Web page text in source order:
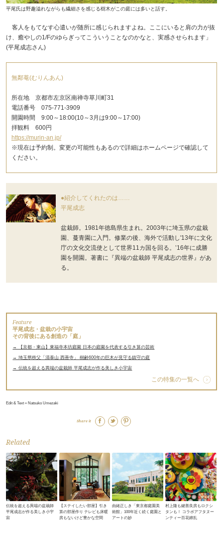
平尾氏は野趣溢れながらも繊細さを感じる樹木がこの庭には多いと話す。
客人をもてなす心遣いが随所に感じられますよね。ここにいると肩の力が抜
け、癒やしの1/Fのゆらぎってこういうことなのかなと、実感させられます」
(平尾成志さん)
無鄰菴(むりんあん)
所在地 京都市左京区南禅寺草川町31
電話番号 075-771-3909
開園時間 9:00～18:00(10～3月は9:00～17:00)
拝観料 600円
https://murin-an.jp/
※現在は予約制。変更の可能性もあるので詳細はホームページで確認して
ください。
●紹介してくれたのは……
平尾成志
盆栽師。1981年徳島県生まれ。2003年に埼玉県の盆栽
園、蔓青園に入門。修業の後、海外で活動し'13年に文化
庁の文化交流使として世界11カ国を回る。’16年に成勝
園を開園。著書に『異端の盆栽師 平尾成志の世界』があ
る。
Feature
平尾成志・盆栽の小宇宙
その背後にある創造の「庭」
→ 【京都・東山】東福寺本坊庭園 日本の庭園を代表する引き算の芸術
→ 埼玉県秩父「清泰山 西善寺」 樹齢600年の巨木が見守る鎮守の庭
→ 伝統を超える異端の盆栽師 平尾成志が作る美しき小宇宙
この特集の一覧へ
Edit & Text＝Natsuko Umezaki
Share it
Related
伝統を超える異端の盆栽師
平尾成志が作る美しき小宇
宙
【ステイしたい部屋】引き
算の部屋作り テレビも床暖
房もないけど豊かな空間
由緒正しき「東京都庭園美
術館」100年近く続く庭園と
アートの妙
村上隆も鍵善良房もロクシ
タンも！ コラボアフタヌー
ンティー百花繚乱